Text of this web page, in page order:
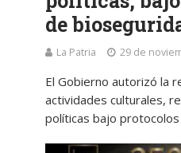
de
La Patria 29 de
El Gobierno autorizó la
actividades culturales,
políticas bajo